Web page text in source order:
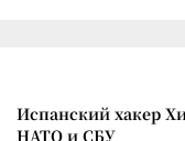
Испанский хакер
НАТО и СБУ